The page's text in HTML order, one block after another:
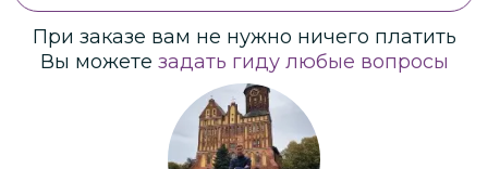
При заказе вам не нужно ничего платить
Вы можете задать гиду любые вопросы